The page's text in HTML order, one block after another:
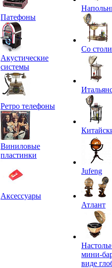
Патефоны
Акустические
системы
Ретро телефоны
Виниловые
пластинки
Аксессуары
Со
Jufeng
Атлант
мини-
виде